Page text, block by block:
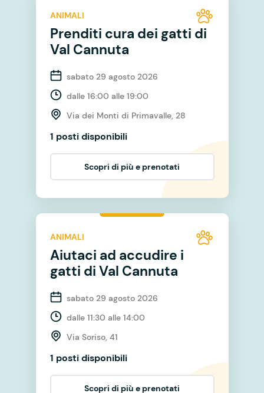
ANIMALI
Prenditi cura dei gatti di
Val Cannuta
sabato 29 agosto 2026
dalle 16:00 alle 19:00
Via dei Monti di Primavalle, 28
1 posti disponibili
Scopri di più e prenotati
ANIMALI
Aiutaci ad accudire i
gatti di Val Cannuta
sabato 29 agosto 2026
dalle 11:30 alle 14:00
Via Soriso, 41
1 posti disponibili
Scopri di più e prenotati